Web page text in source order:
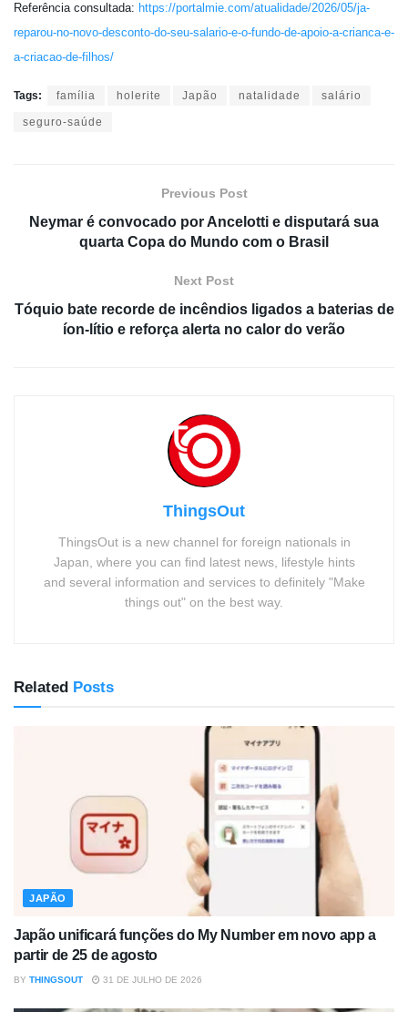
Referência consultada: https://portalmie.com/atualidade/2026/05/ja-
reparou-no-novo-desconto-do-seu-salario-e-o-fundo-de-apoio-a-crianca-e-
a-criacao-de-filhos/
Tags: família holerite Japão natalidade salário
seguro-saúde
Previous Post
Neymar é convocado por Ancelotti e disputará sua
quarta Copa do Mundo com o Brasil
Next Post
Tóquio bate recorde de incêndios ligados a baterias de
íon-lítio e reforça alerta no calor do verão
ThingsOut
ThingsOut is a new channel for foreign nationals in
Japan, where you can find latest news, lifestyle hints
and several information and services to definitely "Make
things out" on the best way.
Related Posts
JAPÃO
Japão unificará funções do My Number em novo app a
partir de 25 de agosto
BY THINGSOUT 31 DE JULHO DE 2026